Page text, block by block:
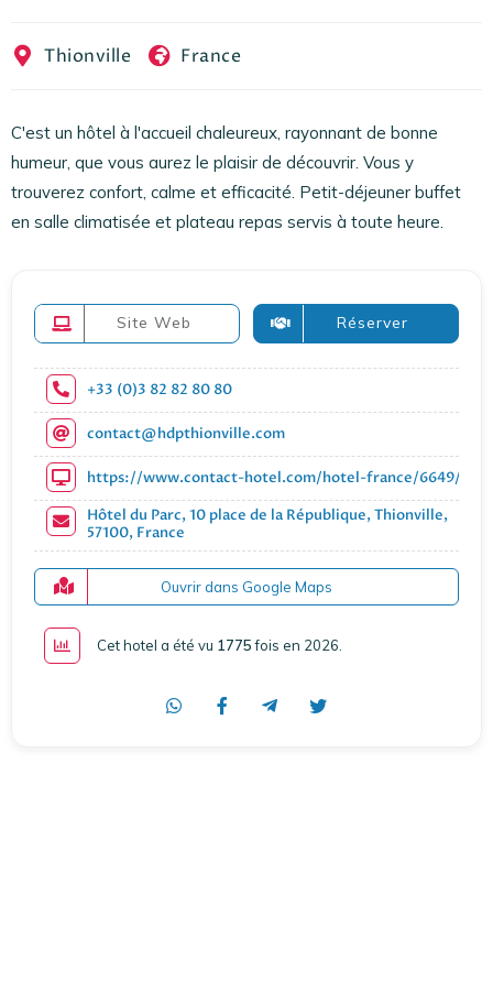
FR
Thionville France
C'est un hôtel à l'accueil chaleureux, rayonnant de bonne
humeur, que vous aurez le plaisir de découvrir. Vous y
trouverez confort, calme et efficacité. Petit-déjeuner buffet
en salle climatisée et plateau repas servis à toute heure.
Site Web Réserver
+33 (0)3 82 82 80 80
contact@hdpthionville.com
https://www.contact-hotel.com/hotel-france/6649/
Hôtel du Parc, 10 place de la République, Thionville,
57100, France
Ouvrir dans Google Maps
Cet hotel a été vu 1775fois en 2026